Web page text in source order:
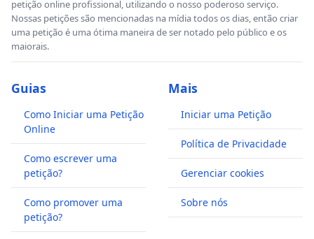
petição online profissional, utilizando o nosso poderoso serviço.
Nossas petições são mencionadas na mídia todos os dias, então criar
uma petição é uma ótima maneira de ser notado pelo público e os
maiorais.
Guias
Como Iniciar uma Petição
Online
Como escrever uma
petição?
Como promover uma
petição?
Mais
Iniciar uma Petição
Política de Privacidade
Gerenciar cookies
Sobre nós